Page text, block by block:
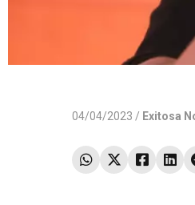
04/04/2023 / Exitosa